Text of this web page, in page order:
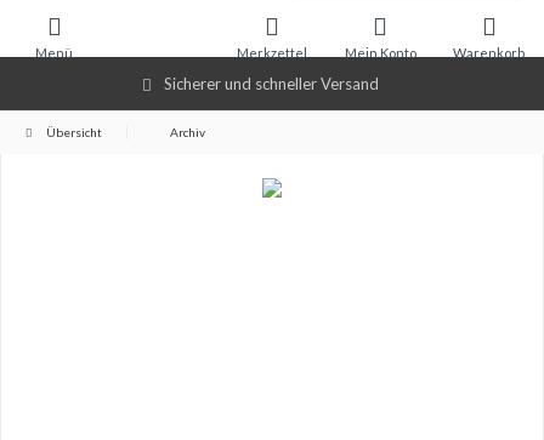
Sicherer und schneller Versand
Warenkorb
Merkzettel Mein Konto
Menü
Übersicht Archiv